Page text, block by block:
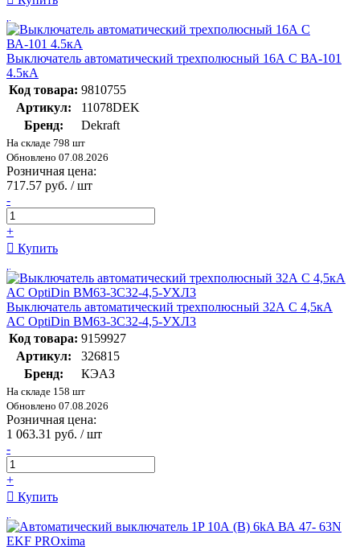
Выключатель автоматический трехполюсный 16А С ВА-101
4.5кА
Код товара: 9810755
Артикул:
11078DEK
Бренд:
Dekraft
На складе 798 шт
Обновлено 07.08.2026
Розничная цена:
717.57 руб. / шт
-
+
Купить
Выключатель автоматический трехполюсный 32А C 4,5кА
AC OptiDin BM63-3C32-4,5-УХЛ3
Код товара: 9159927
Артикул:
326815
Бренд:
КЭАЗ
На складе 158 шт
Обновлено 07.08.2026
Розничная цена:
1 063.31 руб. / шт
-
+
Купить